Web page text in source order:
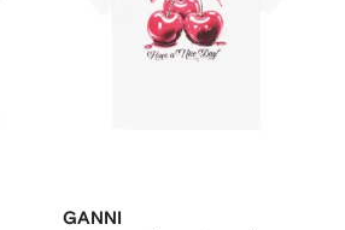
GANNI